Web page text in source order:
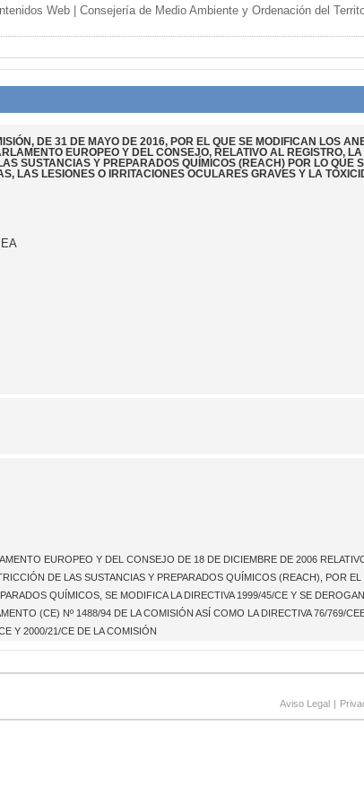
Web | Consejería de Medio Ambiente y Ordenación del
DE 31 DE MAYO DE 2016, POR EL QUE SE MODIFICAN LOS
EUROPEO Y DEL CONSEJO, RELATIVO AL REGISTRO,
SUSTANCIAS Y PREPARADOS QUÍMICOS (REACH) POR LO QUE
LAS LESIONES O IRRITACIONES OCULARES GRAVES Y LA
EUROPEO Y DEL CONSEJO DE 18 DE DICIEMBRE DE 2006
DE LAS SUSTANCIAS Y PREPARADOS QUÍMICOS (REACH), POR EL
QUÍMICOS, SE MODIFICA LA DIRECTIVA 1999/45/CE Y SE
(CE) Nº 1488/94 DE LA COMISIÓN ASÍ COMO LA DIRECTIVA 76/769/
Y 2000/21/CE DE LA COMISIÓN
Aviso Legal |